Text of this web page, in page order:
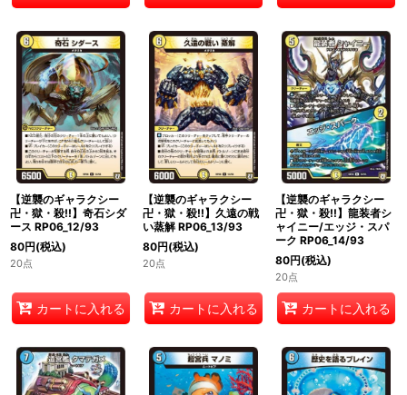
【逆襲のギャラクシー
卍・獄・殺!!】奇石シダ
ース RP06_12/93
80円(税込)
20点
カートに入れる
【逆襲のギャラクシー
卍・獄・殺!!】久遠の戦
い蒸解 RP06_13/93
80円(税込)
20点
カートに入れる
【逆襲のギャラクシー
卍・獄・殺!!】龍装者シ
ャイニー/エッジ・スパ
ーク RP06_14/93
80円(税込)
20点
カートに入れる